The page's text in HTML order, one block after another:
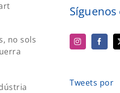
no sols
Síguenos
Tweets por